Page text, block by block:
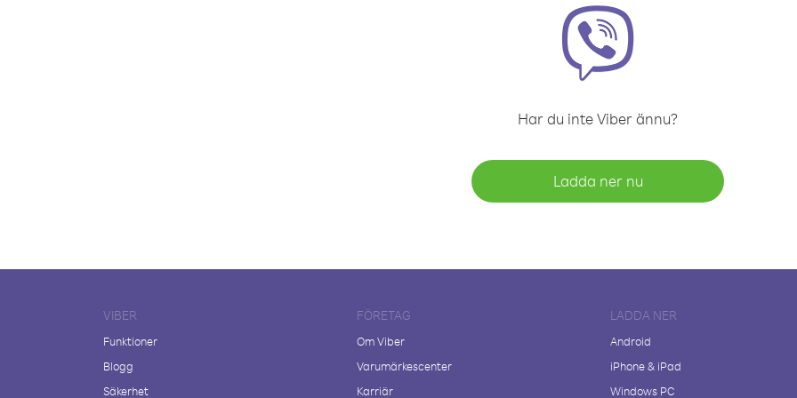
Har du inte Viber ännu?
Ladda ner nu
VIBER
Funktioner
Blogg
Säkerhet
FÖRETAG
Om Viber
Varumärkescenter
Karriär
LADDA NER
Android
iPhone & iPad
Windows PC